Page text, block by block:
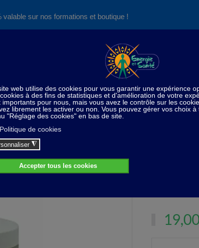
sur nos formations et boutique !
Nos produits succès
Découvrez aussi notre site de
consultations et de formations
Soins du corps / Esthétique
Crème visage au lait d'ânesse -
Crème pour